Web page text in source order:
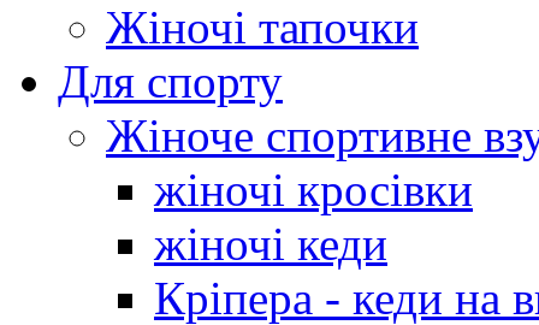
Жіночі тапочки
Для спорту
Жіноче спортивне
жіночі кросівки
жіночі кеди
Кріпера - кеди на